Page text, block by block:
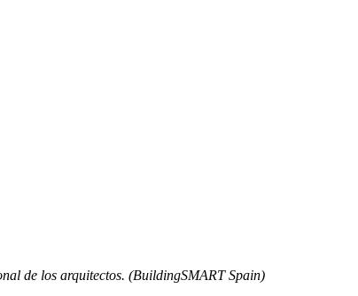
de los arquitectos. (BuildingSMART Spain)